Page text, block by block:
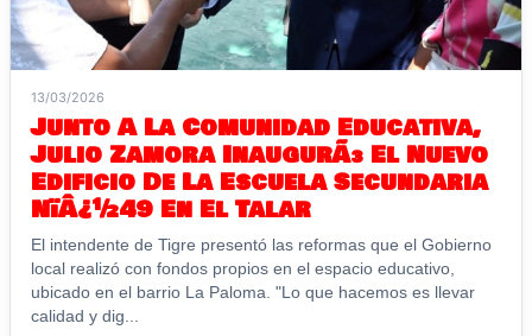
13/03/2026
Junto A La Comunidad Educativa,
Julio Zamora InaugurÃ³ El Nuevo
Edificio De La Escuela Secundaria
NïÂ¿½49 En El Talar
El intendente de Tigre presentó las reformas que el Gobierno
local realizó con fondos propios en el espacio educativo,
ubicado en el barrio La Paloma. "Lo que hacemos es llevar
calidad y dig...